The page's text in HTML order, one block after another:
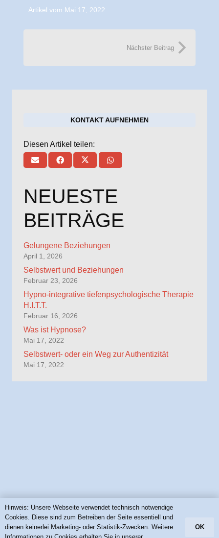
Artikel vom Mai 17, 2022
Nächster Beitrag
KONTAKT AUFNEHMEN
Diesen Artikel teilen:
NEUESTE
BEITRÄGE
Gelungene Beziehungen
April 1, 2026
Selbstwert und Beziehungen
Februar 23, 2026
Hypno-integrative tiefenpsychologische Therapie
H.I.T.T.
Februar 16, 2026
Was ist Hypnose?
Mai 17, 2022
Selbstwert- oder ein Weg zur Authentizität
Mai 17, 2022
Hinweis: Unsere Webseite verwendet technisch notwendige
Cookies. Diese sind zum Betreiben der Seite essentiell und
dienen keinerlei Marketing- oder Statistik-Zwecken. Weitere
OK